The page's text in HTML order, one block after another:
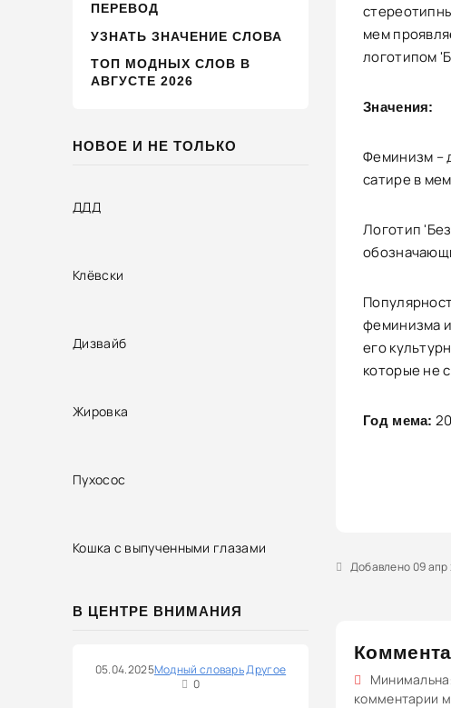
ПЕРЕВОД
УЗНАТЬ ЗНАЧЕНИЕ СЛОВА
ТОП МОДНЫХ СЛОВ В
АВГУСТЕ 2026
НОВОЕ И НЕ ТОЛЬКО
ДДД
Клёвски
Дизвайб
Жировка
Пухосос
Кошка с выпученными глазами
В ЦЕНТРЕ ВНИМАНИЯ
05.04.2025Модный словарьДругое
0
мем
логотипом
Значения:
Феминизм –
сатире в
Логотип
феминизма
его
которые не
Год мема:
Добавлено 09 апр
комментарии